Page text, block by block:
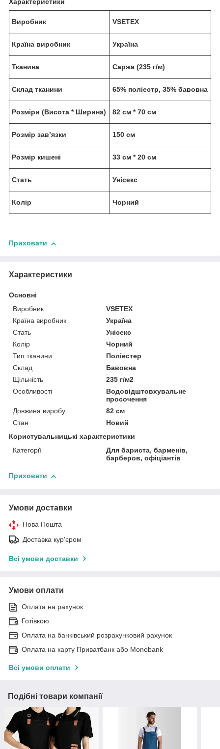
Характеристики
Виробник VSETEX
Країна виробник Україна
Тканина Саржа (235 г/м)
Склад тканини 65% поліестр, 35% бавовна
Розміри (Висота * Ширина) 82 см * 70 см
Розмір зав’язки 150 см
Розмір кишені 33 см * 20 см
Стать Унісекс
Колір Чорний
Приховати
Характеристики
Основні
Виробник
VSETEX
Країна виробник
Україна
Стать
Унісекс
Колір
Чорний
Тип тканини
Поліестер
Склад
Бавовна
Щільність
235 г/м2
Особливості
Водовідштовхувальне
просочення
Довжина виробу
82 см
Стан
Новий
Користувальницькі характеристики
Категорії
Для бариста, барменів,
барберов, офіціантів
Приховати
Умови доставки
Нова Пошта
Доставка кур'єром
Всі умови доставки
Умови оплати
Оплата на рахунок
Готівкою
Оплата на банківський розрахунковий рахунок
Оплата на карту Приватбанк або Monobank
Всі умови оплати
Подібні товари компанії